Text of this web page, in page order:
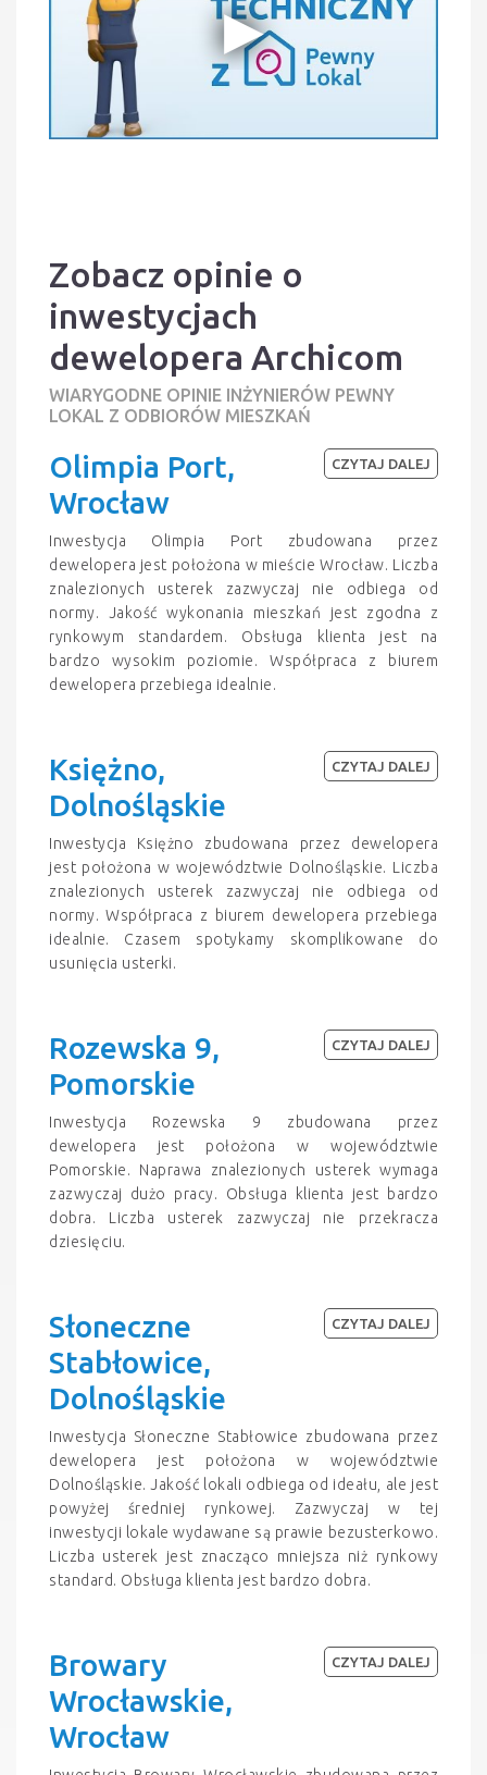
Zobacz opinie o
inwestycjach
dewelopera Archicom
WIARYGODNE OPINIE INŻYNIERÓW PEWNY
LOKAL Z ODBIORÓW MIESZKAŃ
Olimpia Port,
Wrocław
Inwestycja Olimpia Port zbudowana przez
dewelopera jest położona w mieście Wrocław. Liczba
znalezionych usterek zazwyczaj nie odbiega od
normy. Jakość wykonania mieszkań jest zgodna z
rynkowym standardem. Obsługa klienta jest na
bardzo wysokim poziomie. Współpraca z biurem
dewelopera przebiega idealnie.
CZYTAJ DALEJ
Księżno,
Dolnośląskie
Inwestycja Księżno zbudowana przez dewelopera
jest położona w województwie Dolnośląskie. Liczba
znalezionych usterek zazwyczaj nie odbiega od
normy. Współpraca z biurem dewelopera przebiega
idealnie. Czasem spotykamy skomplikowane do
usunięcia usterki.
CZYTAJ DALEJ
Rozewska 9,
Pomorskie
Inwestycja Rozewska 9 zbudowana przez
dewelopera jest położona w województwie
Pomorskie. Naprawa znalezionych usterek wymaga
zazwyczaj dużo pracy. Obsługa klienta jest bardzo
dobra. Liczba usterek zazwyczaj nie przekracza
dziesięciu.
CZYTAJ DALEJ
Słoneczne
Stabłowice,
Dolnośląskie
Inwestycja Słoneczne Stabłowice zbudowana przez
dewelopera jest położona w województwie
Dolnośląskie. Jakość lokali odbiega od ideału, ale jest
powyżej średniej rynkowej. Zazwyczaj w tej
inwestycji lokale wydawane są prawie bezusterkowo.
Liczba usterek jest znacząco mniejsza niż rynkowy
standard. Obsługa klienta jest bardzo dobra.
CZYTAJ DALEJ
Browary
Wrocławskie,
Wrocław
CZYTAJ DALEJ